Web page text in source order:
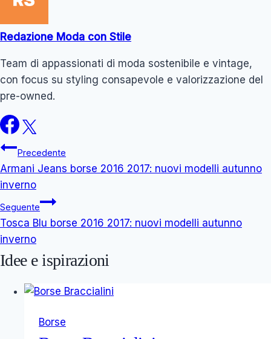
Redazione Moda con Stile
Team di appassionati di moda sostenibile e vintage,
con focus su styling consapevole e valorizzazione del
pre-owned.
Navigazione
articoli
Precedente
Armani Jeans borse 2016 2017: nuovi modelli autunno
inverno
Seguente
Tosca Blu borse 2016 2017: nuovi modelli autunno
inverno
Idee e ispirazioni
Borse